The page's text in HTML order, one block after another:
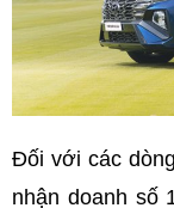
Đối với các
nhận doanh số